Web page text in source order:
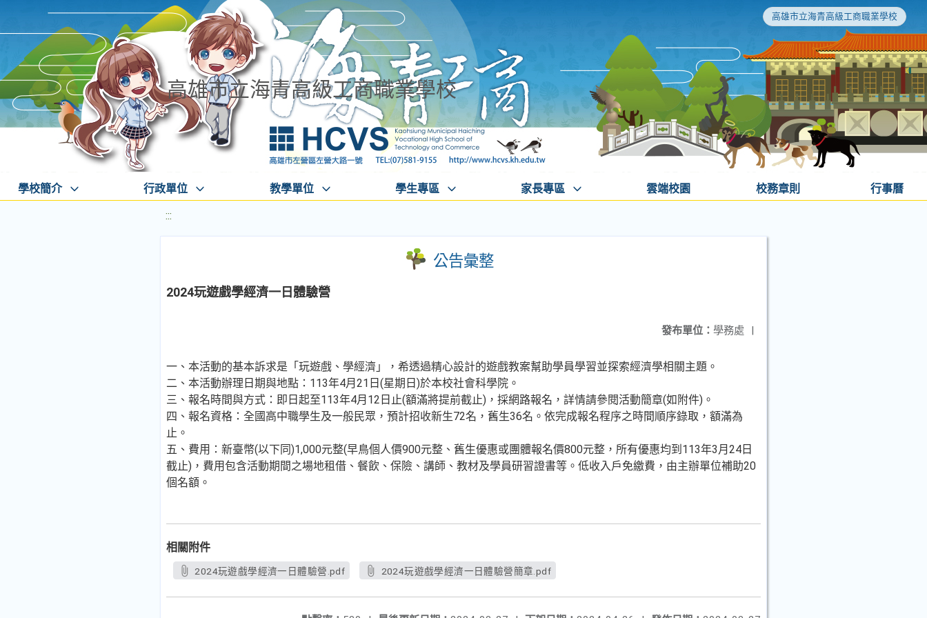
高雄市立海青高級工商職業學校
高雄市立海青高級工商職業學校
學校簡介 行政單位 教學單位 學生專區 家長專區 雲端校園 校務章則 行事曆
:::
公告彙整
2024玩遊戲學經濟一日體驗營
發布單位： 學務處 |
一、本活動的基本訴求是「玩遊戲、學經濟」，希透過精心設計的遊戲教案幫助學員學習並探索經濟學相關主題。
二、本活動辦理日期與地點：113年4月21日(星期日)於本校社會科學院。
三、報名時間與方式：即日起至113年4月12日止(額滿將提前截止)，採網路報名，詳情請參閱活動簡章(如附件)。
四、報名資格：全國高中職學生及一般民眾，預計招收新生72名，舊生36名。依完成報名程序之時間順序錄取，額滿為
止。
五、費用：新臺幣(以下同)1,000元整(早鳥個人價900元整、舊生優惠或團體報名價800元整，所有優惠均到113年3月24日
截止)，費用包含活動期間之場地租借、餐飲、保險、講師、教材及學員研習證書等。低收入戶免繳費，由主辦單位補助20
個名額。
相關附件
2024玩遊戲學經濟一日體驗營.pdf 2024玩遊戲學經濟一日體驗營簡章.pdf